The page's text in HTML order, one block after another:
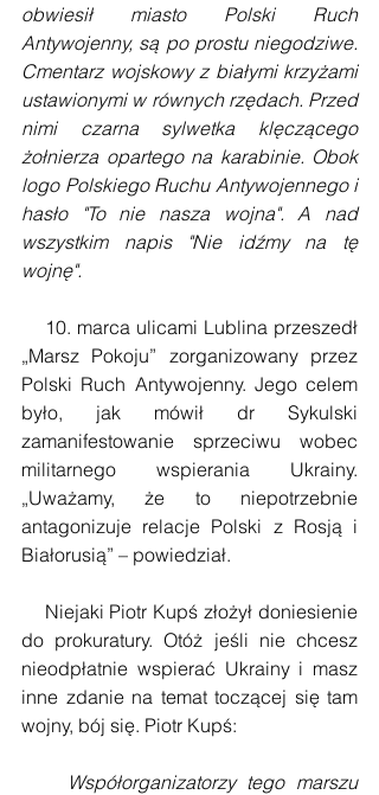
obwiesił miasto Polski Ruch
Antywojenny, są po prostu niegodziwe.
Cmentarz wojskowy z białymi krzyżami
ustawionymi w równych rzędach. Przed
nimi czarna sylwetka klęczącego
żołnierza opartego na karabinie. Obok
logo Polskiego Ruchu Antywojennego i
hasło "To nie nasza wojna". A nad
wszystkim napis "Nie idźmy na tę
wojnę".
10. marca ulicami Lublina przeszedł
„Marsz Pokoju” zorganizowany przez
Polski Ruch Antywojenny. Jego celem
było, jak mówił dr Sykulski
zamanifestowanie sprzeciwu wobec
militarnego wspierania Ukrainy.
„Uważamy, że to niepotrzebnie
antagonizuje relacje Polski z Rosją i
Białorusią” – powiedział.
Niejaki Piotr Kupś złożył doniesienie
do prokuratury. Otóż jeśli nie chcesz
nieodpłatnie wspierać Ukrainy i masz
inne zdanie na temat toczącej się tam
wojny, bój się. Piotr Kupś:
Współorganizatorzy tego marszu